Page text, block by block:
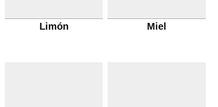
Limón Miel